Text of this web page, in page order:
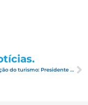
Recuperação do turismo: Presidente da ABIH-RN comenta o momento atual do setor